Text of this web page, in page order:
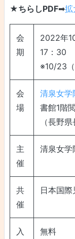
★ちらしPDF➡拡
会
期
2022年
17：30
※10/23
会
場
清泉女学
書館1階
（長野
主
催
清泉女学
共
催
日本国際
入
無料